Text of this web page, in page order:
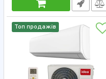
Топ продажів